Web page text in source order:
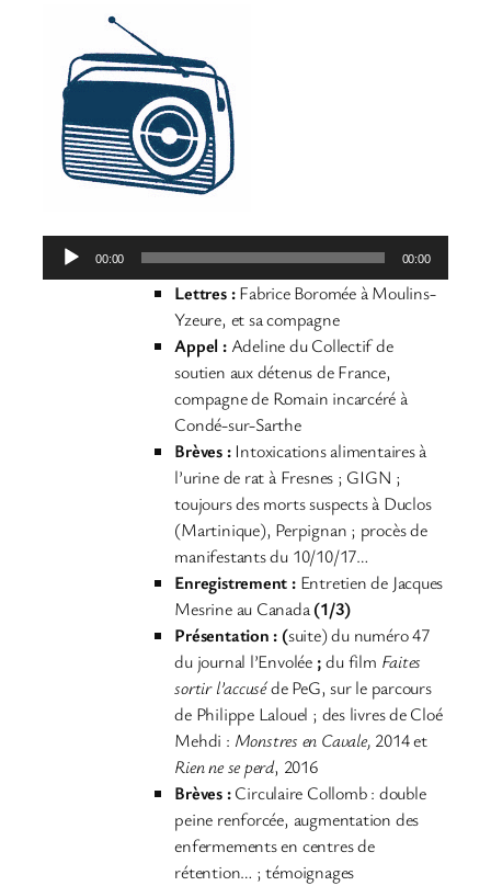
Lecteur
audio
00:00 00:00
Lettres :Fabrice Boromée à Moulins-
Yzeure, et sa compagne
Appel :Adeline du Collectif de
soutien aux détenus de France,
compagne de Romain incarcéré à
Condé-sur-Sarthe
Brèves:Intoxications alimentaires à
l’urine de rat à Fresnes ; GIGN ;
toujours des morts suspects à Duclos
(Martinique), Perpignan ; procès de
manifestants du 10/10/17…
Enregistrement : Entretien de Jacques
Mesrine au Canada(1/3)
Présentation : (suite) du numéro 47
du journal l’Envolée;du film Faites
sortir l’accuséde PeG, sur le parcours
de Philippe Lalouel ; des livres de Cloé
Mehdi : Monstres en Cavale, 2014 et
Rien ne se perd, 2016
Brèves :Circulaire Collomb : double
peine renforcée, augmentation des
enfermements en centres de
rétention… ; témoignages